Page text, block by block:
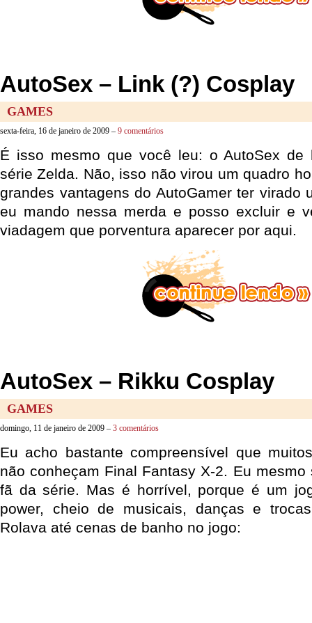
AutoSex – Link (?) Cosplay
GAMES
sexta-feira, 16 de janeiro de 2009 – 9 comentários
É isso mesmo que você leu: o AutoSex
série Zelda. Não, isso não virou um quadro
grandes vantagens do AutoGamer ter virado
eu mando nessa merda e posso excluir e
viadagem que porventura aparecer por aqui.
AutoSex – Rikku Cosplay
GAMES
domingo, 11 de janeiro de 2009 – 3 comentários
Eu acho bastante compreensível que
não conheçam Final Fantasy X-2. Eu
fã da série. Mas é horrível, porque é um
power, cheio de musicais, danças e
Rolava até cenas de banho no jogo: